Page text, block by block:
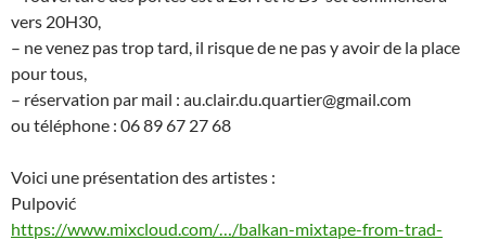
vers 20H30,
– ne venez pas trop tard, il risque de ne pas y avoir de la place
pour tous,
– réservation par mail : au.clair.du.quartier@gmail.com
ou téléphone : 06 89 67 27 68
Voici une présentation des artistes :
Pulpović
https://www.mixcloud.com/…/balkan-mixtape-from-trad-